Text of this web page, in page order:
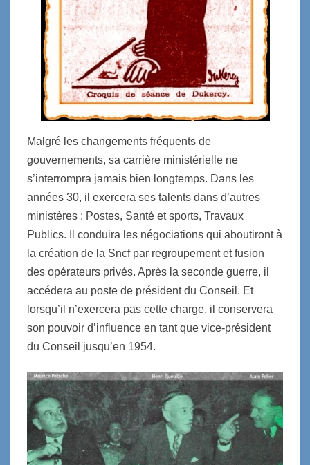
Malgré les changements fréquents de
gouvernements, sa carrière ministérielle ne
s’interrompra jamais bien longtemps. Dans les
années 30, il exercera ses talents dans d’autres
ministères : Postes, Santé et sports, Travaux
Publics. Il conduira les négociations qui aboutiront à
la création de la Sncf par regroupement et fusion
des opérateurs privés. Après la seconde guerre, il
accédera au poste de président du Conseil. Et
lorsqu’il n’exercera pas cette charge, il conservera
son pouvoir d’influence en tant que vice-président
du Conseil jusqu’en 1954.